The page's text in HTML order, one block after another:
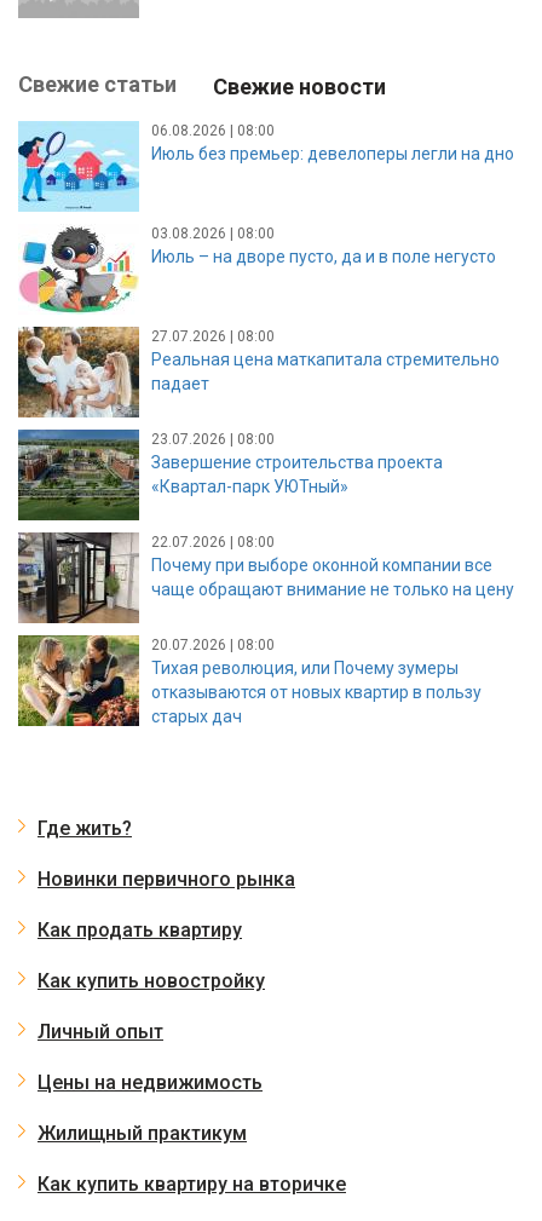
Свежие статьи Свежие новости
06.08.2026 | 08:00
Июль без премьер: девелоперы легли на дно
03.08.2026 | 08:00
Июль – на дворе пусто, да и в поле негусто
27.07.2026 | 08:00
Реальная цена маткапитала стремительно
падает
23.07.2026 | 08:00
Завершение строительства проекта
«Квартал-парк УЮТный»
22.07.2026 | 08:00
Почему при выборе оконной компании все
чаще обращают внимание не только на цену
20.07.2026 | 08:00
Тихая революция, или Почему зумеры
отказываются от новых квартир в пользу
старых дач
Где жить?
Новинки первичного рынка
Как продать квартиру
Как купить новостройку
Личный опыт
Цены на недвижимость
Жилищный практикум
Как купить квартиру на вторичке